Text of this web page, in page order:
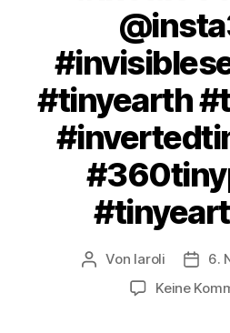
#tinyearth
Beitragsautor
Von laroli
6.
Keine